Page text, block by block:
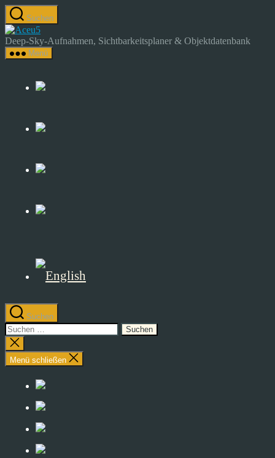
Zum
Inhalt
springen
Suchen
Astrocamp
–
Astrofotografie
Sky-
Deep-Sky-Aufnahmen, Sichtbarkeitsplaner & Objektdatenbank
Menü
Suchen
Suchen
nach:
Suche
schließen
Menü schließen